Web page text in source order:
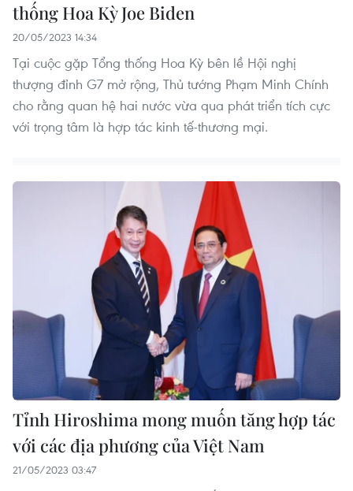
thống Hoa Kỳ Joe Biden
20/05/2023 14:34
Tại cuộc gặp Tổng thống Hoa Kỳ bên lề Hội nghị
thượng đỉnh G7 mở rộng, Thủ tướng Phạm Minh Chính
cho rằng quan hệ hai nước vừa qua phát triển tích cực
với trọng tâm là hợp tác kinh tế-thương mại.
Tỉnh Hiroshima mong muốn tăng hợp tác
với các địa phương của Việt Nam
21/05/2023 03:47